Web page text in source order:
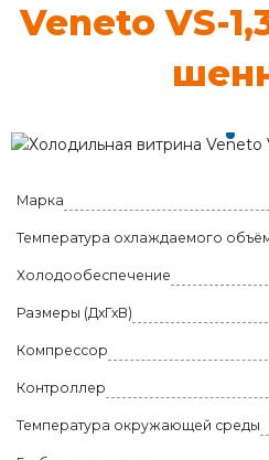
Veneto VS-
Марка
Температура охлаждаемого
Холодообеспечение
Размеры (ДхГхВ)
Компрессор
Контроллер
Температура окружающей среды